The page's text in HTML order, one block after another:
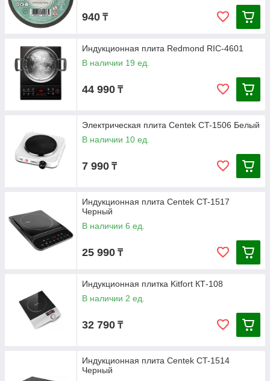
940 ₸
Индукционная плита Redmond RIC-4601
В наличии 19 ед.
44 990 ₸
Электрическая плита Centek CT-1506 Белый
В наличии 10 ед.
7 990 ₸
Индукционная плита Centek CT-1517
Черный
В наличии 6 ед.
25 990 ₸
Индукционная плитка Kitfort КТ-108
В наличии 2 ед.
32 790 ₸
Индукционная плита Centek CT-1514
Черный